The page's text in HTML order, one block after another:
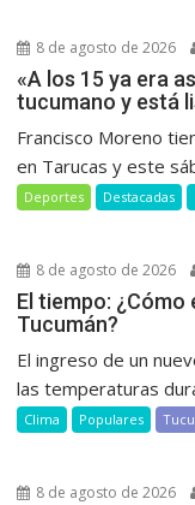
8 de agosto de 2026
«A los 15 ya era
tucumano y está
Francisco Moreno
en Tarucas y este
Deportes Destacadas
8 de agosto de 2026
El tiempo: ¿Cómo
Tucumán?
El ingreso de un
las temperaturas
Clima Populares
8 de agosto de 2026